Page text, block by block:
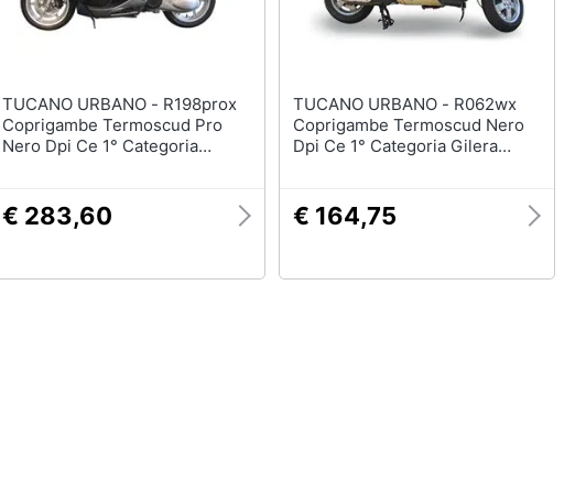
TUCANO URBANO - R198prox
Coprigambe Termoscud Pro
Nero Dpi Ce 1° Categoria
€ 283,60
TUCANO URBANO - R062wx
Coprigambe Termoscud Nero
Dpi Ce 1° Categoria Gilera
€ 164,75